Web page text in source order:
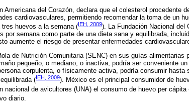
Americana del Corazón, declara que el colesterol procedente
cardiovasculares, permitiendo recomendar la toma de un
huevos a la semana (IEH, 2009). La Fundación Nacional del
por semana como parte de una dieta sana y equilibrada,
aumente el riesgo de presentar enfermedades
de Nutrición Comunitaria (SENC) en sus guías alimentarias
pequeño, o mediano, o inactiva, podría ser conveniente
corpulenta, o físicamente activa, podría consumir hasta
( IEH, 2009). México es el principal consumidor de
nacional de avicultores (UNA) el consumo de huevo per
diario.